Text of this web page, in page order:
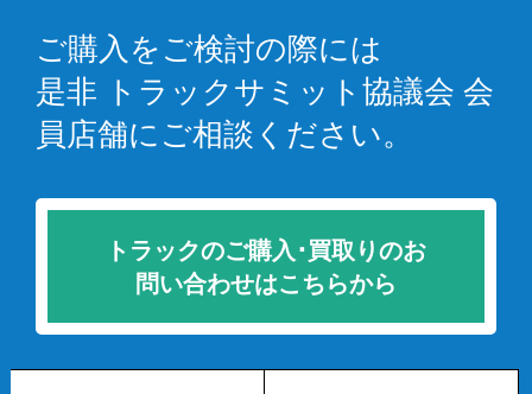
ご購入をご検討の際には
是非 トラックサミット協議会 会
員店舗にご相談ください。
トラックのご購入･買取りのお
問い合わせはこちらから